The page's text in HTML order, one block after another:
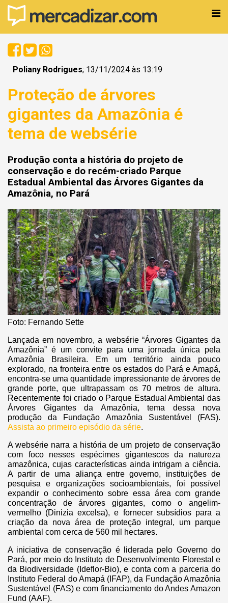
Poliany Rodrigues; 13/11/2024 às 13:19
Proteção de árvores
gigantes da Amazônia é
tema de websérie
Produção conta a história do projeto de
conservação e do recém-criado Parque
Estadual Ambiental das Árvores Gigantes da
Amazônia, no Pará
Foto: Fernando Sette
Lançada em novembro, a websérie “Árvores Gigantes da
Amazônia” é um convite para uma jornada única pela
Amazônia Brasileira. Em um território ainda pouco
explorado, na fronteira entre os estados do Pará e Amapá,
encontra-se uma quantidade impressionante de árvores de
grande porte, que ultrapassam os 70 metros de altura.
Recentemente foi criado o Parque Estadual Ambiental das
Árvores Gigantes da Amazônia, tema dessa nova
produção da Fundação Amazônia Sustentável (FAS).
Assista ao primeiro episódio da série.
A websérie narra a história de um projeto de conservação
com foco nesses espécimes gigantescos da natureza
amazônica, cujas características ainda intrigam a ciência.
A partir de uma aliança entre governo, instituições de
pesquisa e organizações socioambientais, foi possível
expandir o conhecimento sobre essa área com grande
concentração de árvores gigantes, como o angelim-
vermelho (Dinizia excelsa), e fornecer subsídios para a
criação da nova área de proteção integral, um parque
ambiental com cerca de 560 mil hectares.
A iniciativa de conservação é liderada pelo Governo do
Pará, por meio do Instituto de Desenvolvimento Florestal e
da Biodiversidade (Ideflor-Bio), e conta com a parceria do
Instituto Federal do Amapá (IFAP), da Fundação Amazônia
Sustentável (FAS) e com financiamento do Andes Amazon
Fund (AAF).